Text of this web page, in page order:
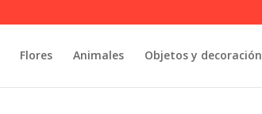
Flores Animales Objetos y decoración